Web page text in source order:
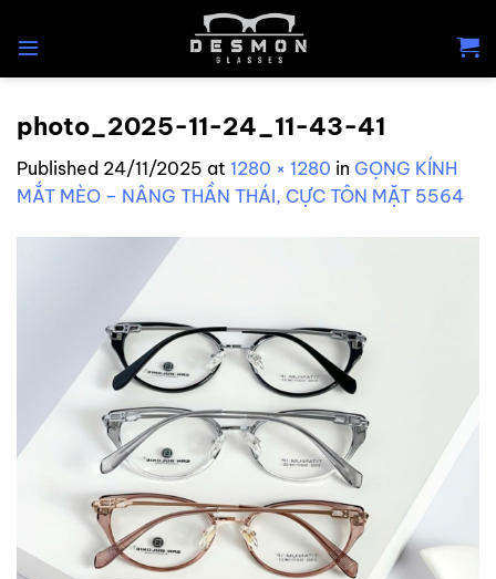
photo_2025-11-24_11-43-41
Published 24/11/2025 at 1280 × 1280 in GỌNG KÍNH
MẮT MÈO – NÂNG THẦN THÁI, CỰC TÔN MẶT 5564